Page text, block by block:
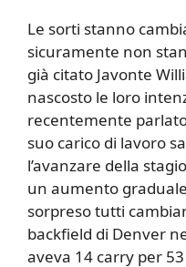
Le sorti stanno
sicuramente non
già citato Javonte
nascosto le loro
recentemente
suo carico di lavoro
l’avanzare della
un aumento
sorpreso tutti
backfield di Denver
aveva 14 carry per